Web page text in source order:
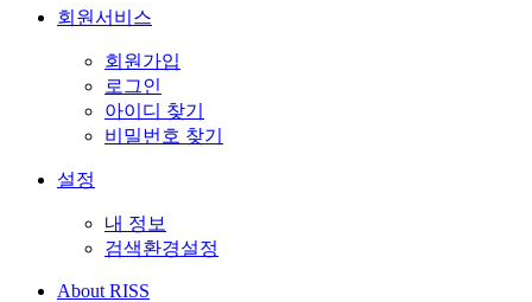
회원서비스
회원가입
로그인
아이디 찾기
비밀번호 찾기
설정
내 정보
검색환경설정
About RISS